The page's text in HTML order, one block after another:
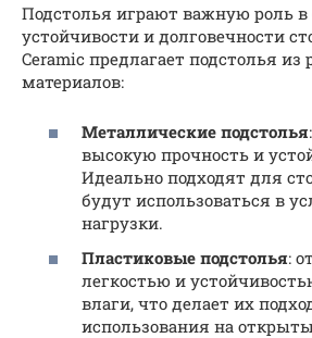
Подстолья играют важную роль в
устойчивости и долговечности
Ceramic предлагает подстолья
материалов:
Металлические подстолья
высокую прочность и
Идеально подходят для
будут использоваться в
нагрузки.
Пластиковые подстолья:
легкостью и
влаги, что делает их
использования на